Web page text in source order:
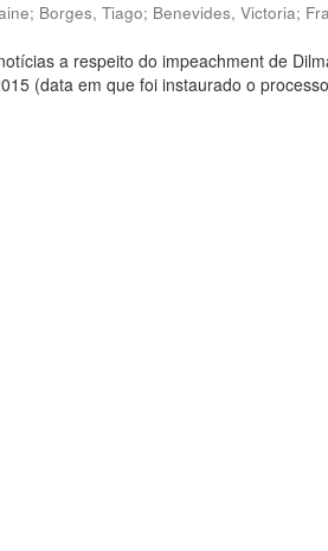
; Borges, Tiago; Benevides, Victoria;
a respeito do impeachment de
(data em que foi instaurado o